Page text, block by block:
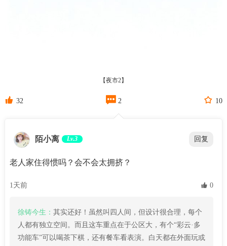
【夜市2】
 32  2  10
陌小离 Lv.3 回复
老人家住得惯吗？会不会太拥挤？
1天前  0
徐铸今生： 其实还好！虽然叫四人间，但设计很合理，每个
人都有独立空间。而且这车重点在于公区大，有个“彩云·多
功能车”可以喝茶下棋，还有餐车看表演。白天都在外面玩或